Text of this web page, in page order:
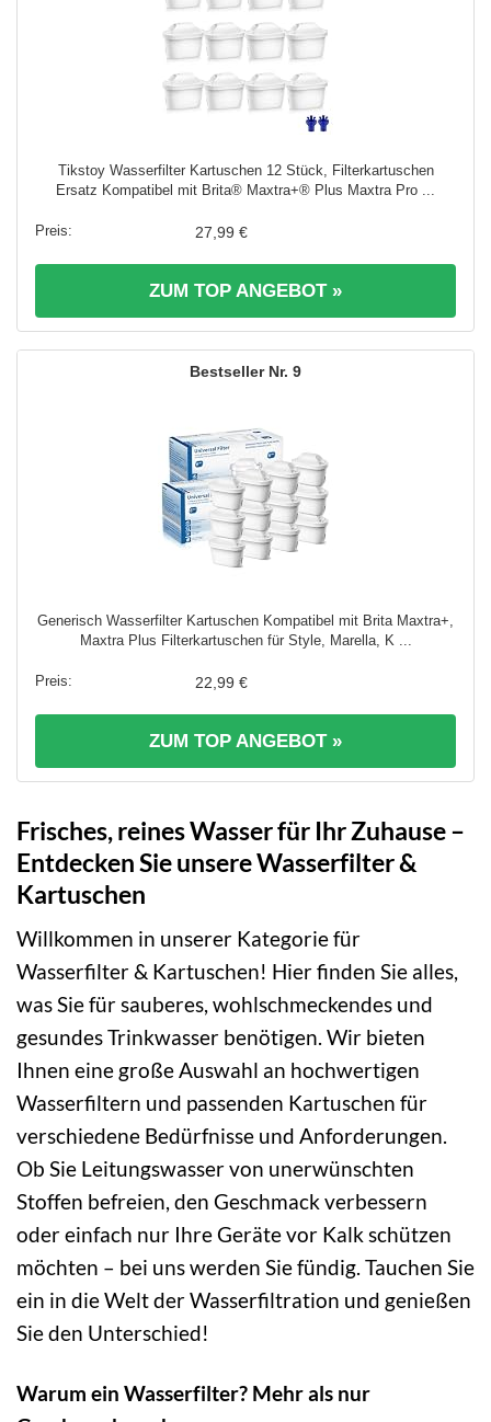
Tikstoy Wasserfilter Kartuschen 12 Stück, Filterkartuschen
Ersatz Kompatibel mit Brita® Maxtra+® Plus Maxtra Pro ...
27,99 €
ZUM TOP ANGEBOT »
9
Generisch Wasserfilter Kartuschen Kompatibel mit Brita Maxtra+,
Maxtra Plus Filterkartuschen für Style, Marella, K ...
22,99 €
ZUM TOP ANGEBOT »
Frisches, reines Wasser für Ihr Zuhause –
Entdecken Sie unsere Wasserfilter &
Kartuschen
Willkommen in unserer Kategorie für
Wasserfilter & Kartuschen! Hier finden Sie alles,
was Sie für sauberes, wohlschmeckendes und
gesundes Trinkwasser benötigen. Wir bieten
Ihnen eine große Auswahl an hochwertigen
Wasserfiltern und passenden Kartuschen für
verschiedene Bedürfnisse und Anforderungen.
Ob Sie Leitungswasser von unerwünschten
Stoffen befreien, den Geschmack verbessern
oder einfach nur Ihre Geräte vor Kalk schützen
möchten – bei uns werden Sie fündig. Tauchen Sie
ein in die Welt der Wasserfiltration und genießen
Sie den Unterschied!
Warum ein Wasserfilter? Mehr als nur